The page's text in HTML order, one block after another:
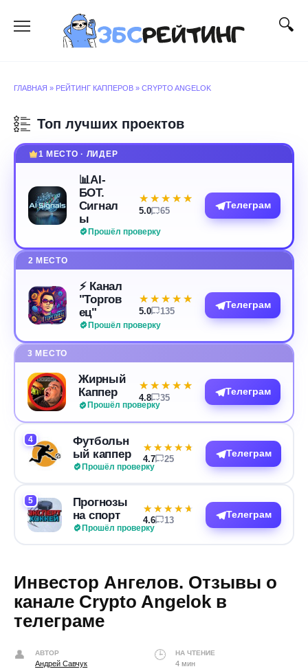
содержанию
ГЛАВНАЯ » РЕЙТИНГ КАППЕРОВ » CRYPTO ANGELOK
Топ лучших проектов
1 МЕСТО · ЛИДЕР
📊AI-
БОТ.
Сигнал
ы
Прошёл проверку
★★★★★
★★★★★
5.0 65
Телеграм
2 МЕСТО
⚡️ Канал
"Торгов
ец"
Прошёл проверку
★★★★★
★★★★★
5.0 135
Телеграм
3 МЕСТО
Жирный
Каппер
Прошёл проверку
★★★★★
★★★★★
4.8 35
Телеграм
4
Футбольн
ый каппер
Прошёл проверку
★★★★★
★★★★★
4.7 25
Телеграм
5
Прогнозы
на спорт
Прошёл проверку
★★★★★
★★★★★
4.6 13
Телеграм
Инвестор Ангелов. Отзывы о
канале Crypto Angelok в
телеграме
АВТОР
Андрей Савчук
НА ЧТЕНИЕ
4 мин